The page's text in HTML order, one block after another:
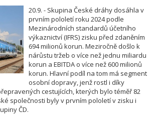
20.9. - Skupina České dráhy dosáhla v
prvním pololetí roku 2024 podle
Mezinárodních standardů účetního
výkaznictví (IFRS) zisku před zdaněním
694 milionů korun. Meziročně došlo k
nárůstu tržeb o více než jednu miliardu
korun a EBITDA o více než 600 milionů
korun. Hlavní podíl na tom má segment
osobní dopravy, jenž rostl i díky
cestujících, kterých bylo téměř 82
společnosti byly v prvním pololetí v zisku i
ČD.